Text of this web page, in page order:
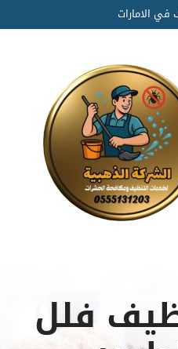
الامارات
فلل